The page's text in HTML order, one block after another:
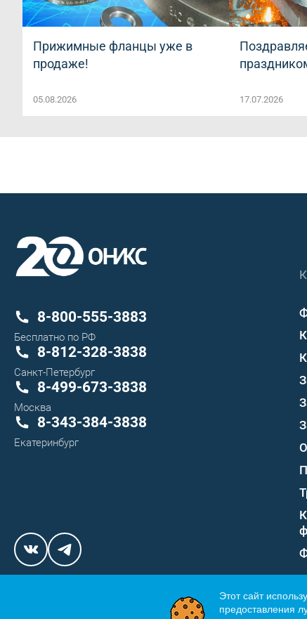
Прижимные фланцы уже в
продаже!
05.08.2026 17.07.2026
8-800-555-3883
Бесплатно по РФ
8-812-328-3838
Санкт-Петербург
8-499-673-3838
Москва
8-343-384-3838
Екатеринбург
Этот сайт
предоставления